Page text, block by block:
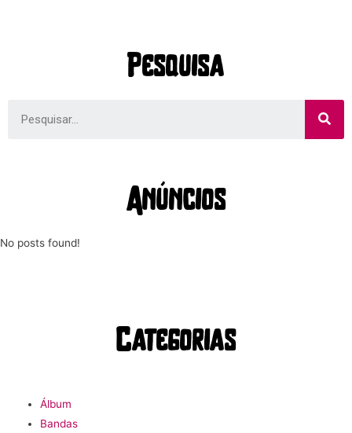
Pesquisa
Anúncios
No posts found!
Categorias
Álbum
Bandas